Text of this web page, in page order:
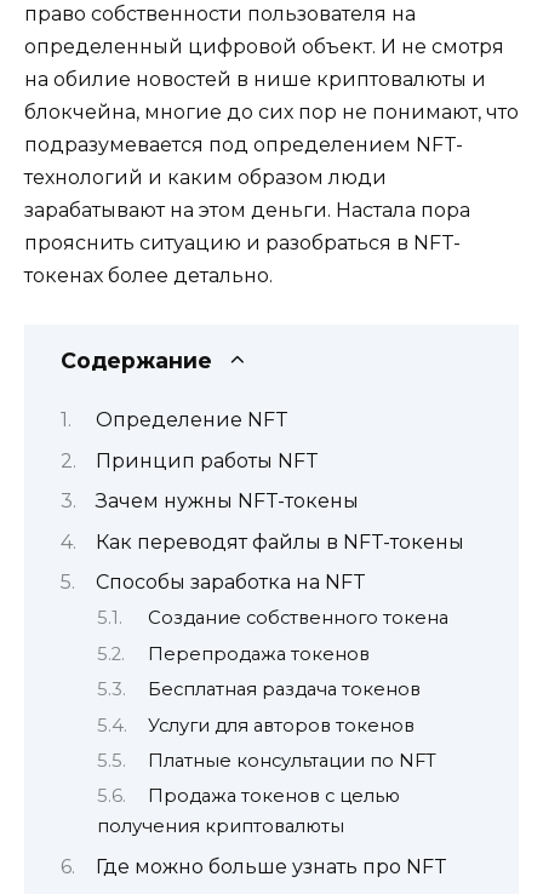
право собственности пользователя на
определенный цифровой объект. И не смотря
на обилие новостей в нише криптовалюты и
блокчейна, многие до сих пор не понимают, что
подразумевается под определением NFT-
технологий и каким образом люди
зарабатывают на этом деньги. Настала пора
прояснить ситуацию и разобраться в NFT-
токенах более детально.
Содержание
Определение NFT
Принцип работы NFT
Зачем нужны NFT-токены
Как переводят файлы в NFT-токены
Способы заработка на NFT
Создание собственного токена
Перепродажа токенов
Бесплатная раздача токенов
Услуги для авторов токенов
Платные консультации по NFT
Продажа токенов с целью
получения криптовалюты
Где можно больше узнать про NFT